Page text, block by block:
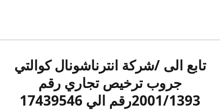
تابع الى /شركة انترناشونال كوالتي
جروب ترخيص تجاري رقم
2001/1393رقم الي 17439546